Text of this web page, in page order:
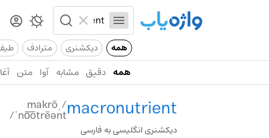
همه دیکشنری مترادف
همه دقیق مشابه آوا متن
macronutrient
/ˌmakrō
ˈno͞otrēənt/
دیکشنری انگلیسی به فارسی